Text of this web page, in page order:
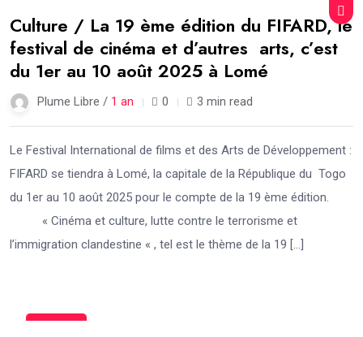
Culture / La 19 ème édition du FIFARD, le
festival de cinéma et d’autres arts, c’est
du 1er au 10 août 2025 à Lomé
Plume Libre / 1 an 0 3 min read
Le Festival International de films et des Arts de Développement :
FIFARD se tiendra à Lomé, la capitale de la République du Togo
du 1er au 10 août 2025 pour le compte de la 19 ème édition.
« Cinéma et culture, lutte contre le terrorisme et
l’immigration clandestine « , tel est le thème de la 19 […]